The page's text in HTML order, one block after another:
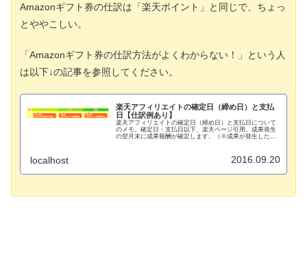
Amazonギフト券の仕訳は「楽天ポイント」と同じで、ちょっ
とややこしい。
「Amazonギフト券の仕訳方法がよくわからない！」という人
は以下↓の記事を参照してください。
楽天アフィリエイトの確定日（締め日）と支払
日【仕訳例あり】
楽天アフィリエイトの確定日（締め日）と支払日について
のメモ。確定日・支払日以下、楽天ページ引用。成果発生
の翌月末に成果報酬が確定します。（※成果が発生した翌
localhost 2016.09.20